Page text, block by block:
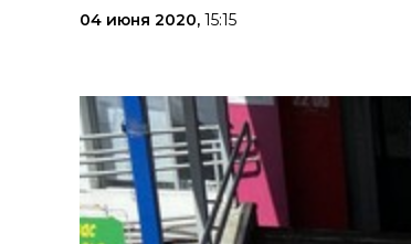
04 июня 2020, 15:15